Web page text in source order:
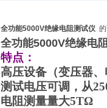
全功能5000V绝缘电阻测试仪
全功能5000V绝缘电
特点：
高压设备（变压器
测试电压可调，从
电阻测量量大5TΩ